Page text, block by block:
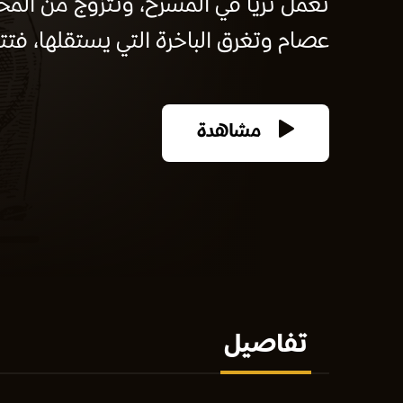
تعمل ثريا في المسرح، وتتزوج من
عصام وتغرق الباخرة التي يستقلها،
مشاهدة
تفاصيل